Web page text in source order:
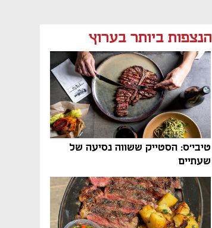
הנצפות ביותר בערוץ
טיבי'ס: הסטייק ששווה נסיעה של
שעתיים